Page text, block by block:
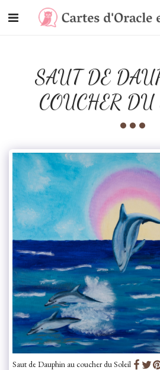
SAUT DE
COUCHER
Saut de Dauphin au coucher du Soleil